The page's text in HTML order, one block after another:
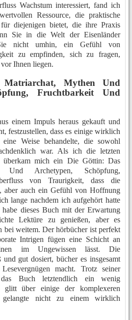
Wachstum interessiert, fand ich
Ressource, die praktische
diejenigen bietet, die ihre Praxis
Sie in die Welt der Eisenländer
nicht umhin, ein Gefühl von
zu empfinden, sich zu fragen,
Ihnen liegen.
Mythen Und
Fruchtbarkeit Und
einem Impuls heraus gekauft und
festzustellen, dass es einige wirklich
Weise behandelte, die sowohl
war. Als ich die letzten
überkam mich ein Die Göttin: Das
Und Archetypen, Schöpfung,
von Traurigkeit, dass die
aber auch ein Gefühl von Hoffnung
lange nachdem ich aufgehört hatte
dieses Buch mit der Erwartung
Lektüre zu genießen, aber es
bei weitem. Der hörbücher ist perfekt
Intrigen fügen eine Schicht an
im Ungewissen lässt. Die
und gut dosiert, bücher es insgesamt
macht. Trotz seiner
Buch letztendlich ein wenig
glitt über einige der komplexeren
nicht zu einem wirklich